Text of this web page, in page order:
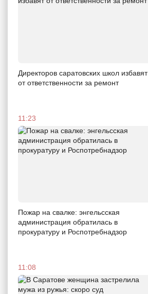
Директоров саратовских школ избавят
от ответственности за ремонт
11:23
Пожар на свалке: энгельсская
администрация обратилась в
прокуратуру и Роспотребнадзор
11:08